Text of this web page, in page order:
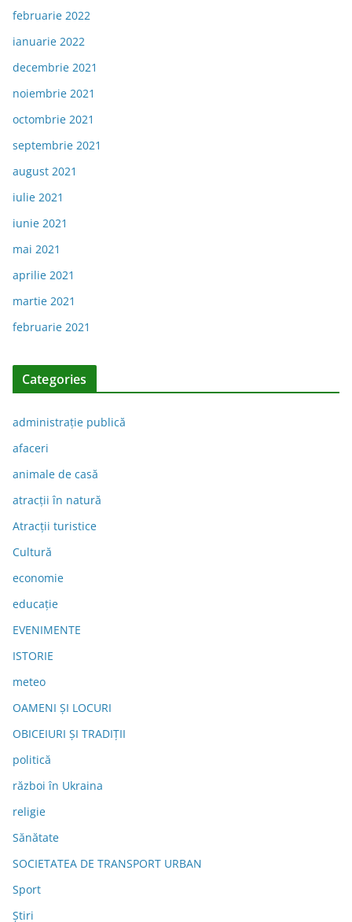
februarie 2022
ianuarie 2022
decembrie 2021
noiembrie 2021
octombrie 2021
septembrie 2021
august 2021
iulie 2021
iunie 2021
mai 2021
aprilie 2021
martie 2021
februarie 2021
Categories
administraţie publică
afaceri
animale de casă
atracții în natură
Atracții turistice
Cultură
economie
educație
EVENIMENTE
ISTORIE
meteo
OAMENI ȘI LOCURI
OBICEIURI ȘI TRADIȚII
politică
război în Ukraina
religie
Sănătate
SOCIETATEA DE TRANSPORT URBAN
Sport
Știri